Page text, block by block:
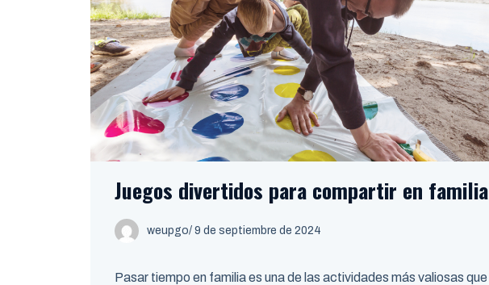
Juegos divertidos para compartir en familia
weupgo/ 9 de septiembre de 2024
Pasar tiempo en familia es una de las actividades más valiosas que